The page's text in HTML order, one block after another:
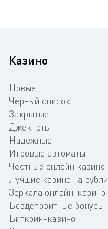
Казино
Новые
Черный список
Закрытые
Джекпоты
Надежные
Игровые автоматы
Честные онлайн казино
Лучшие казино на рубли
Зеркала онлайн-казино
Бездепозитные бонусы
Биткоин-казино